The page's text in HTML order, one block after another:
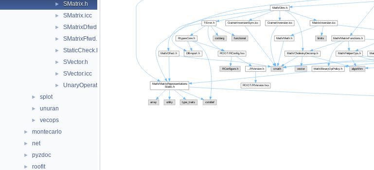
► SMatrix.h
► SMatrix.icc
► SMatrixDfwd.h
► SMatrixFfwd.h
► StaticCheck.h
► SVector.h
► SVector.icc
► UnaryOperators.h
► splot
► unuran
► vecops
► montecarlo
► net
► pyzdoc
► roofit